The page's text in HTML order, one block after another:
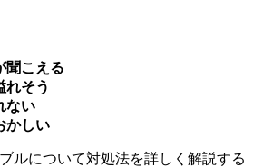
聞こえる
れそう
ない
かしい
ルについて対処法を詳しく解説する